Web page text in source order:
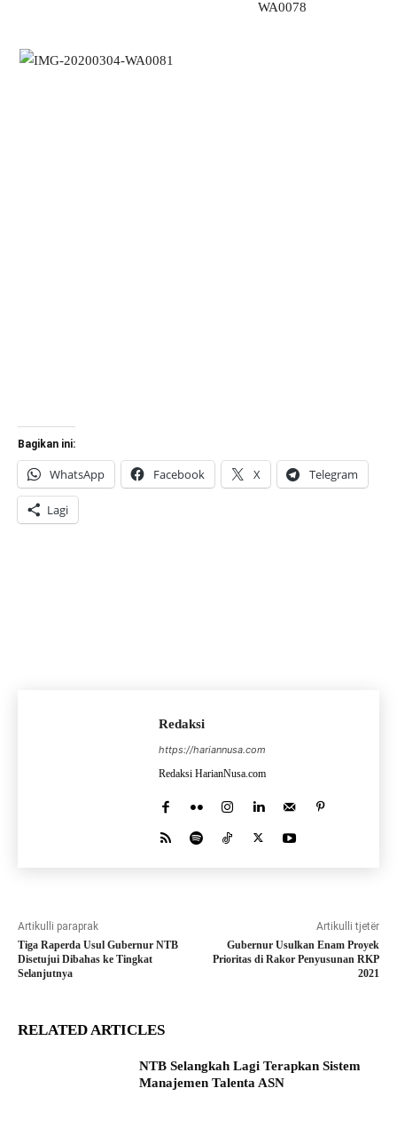
Bagikan ini:
WhatsApp Facebook X Telegram
Lagi
Redaksi
https://hariannusa.com
Redaksi HarianNusa.com
Artikulli paraprak
Tiga Raperda Usul Gubernur NTB
Disetujui Dibahas ke Tingkat
Selanjutnya
Artikulli tjetër
Gubernur Usulkan Enam Proyek
Prioritas di Rakor Penyusunan RKP
2021
RELATED ARTICLES
NTB Selangkah Lagi Terapkan Sistem
Manajemen Talenta ASN